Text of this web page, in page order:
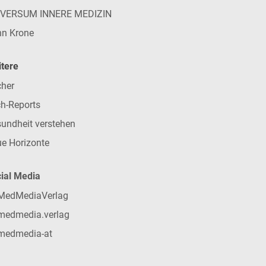
INNERE MEDIZIN
Krone
Reports
verstehen
Horizonte
Media
at